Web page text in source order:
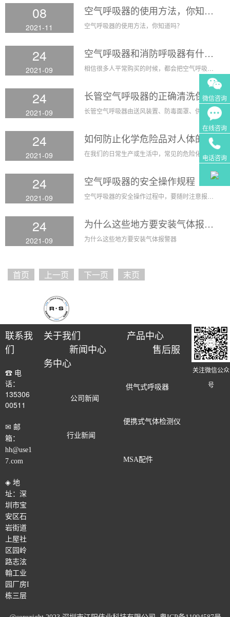
08
2021-11
空气呼吸器的使用方法，你知道吗？
空气呼吸器的使用方法，你知道吗？
24
2021-09
空气呼吸器和消防呼吸器有什么区别
24
2021-09
长管空气呼吸器的正确清洗保养和故障排除方法
长管空气呼吸器由送风装置、防毒面罩、供气管组成，可以为远距离外的工作人员提供新鲜安全的压缩空气。长管空气呼吸器需要正确清洗保养，才能更好的维持正常使用。
24
2021-09
如何防止化学危险品对人体的侵害
在我们的日常生产或生活中，常见的危险化学品有许多，不同的化学物品间有着不同的化学物理反应。在这种行业工作的人员尤其要注意做好个体防护工作，因为这些化学物品会随时产生化学或物理反应并有着立即对工作人员造成危害的风险，所以如果做好化学防护需要认识基本的防护常识
24
2021-09
空气呼吸器的安全操作规程
24
2021-09
为什么这些地方要安装气体报警器
为什么这些地方要安装气体报警器
首页 上一页 下一页 末页
联系我
们
☎ 电
话：
135306
00511
✉ 邮
箱：
hh@use1
7.com
◈ 地
址：深
圳市宝
安区石
岩街道
上屋社
区园岭
路志泫
翰工业
园厂房I
栋三层
关于我们
产品中心
新闻中心
售后服
务中心
供气式呼吸器
公司新闻
便携式气体检测仪
行业新闻
MSA配件
微信咨询
在线咨询
电话咨询
关注微信公众
号